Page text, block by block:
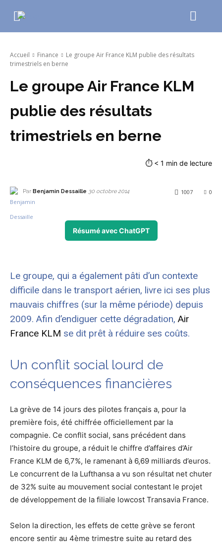
Accueil Finance
Le groupe Air France KLM publie des résultats
trimestriels en berne
Le groupe Air France KLM
publie des résultats
trimestriels en berne
⏱ < 1 min de lecture
Par Benjamin Dessaille 30 octobre 2014 0
1007
Résumé avec ChatGPT
Le groupe, qui a également pâti d’un contexte
difficile dans le transport aérien, livre ici ses plus
mauvais chiffres (sur la même période) depuis
2009. Afin d’endiguer cette dégradation, Air
France KLM se dit prêt à réduire ses coûts.
Un conflit social lourd de
conséquences financières
La grève de 14 jours des pilotes français a, pour la
première fois, été chiffrée officiellement par la
compagnie. Ce conflit social, sans précédent dans
l’histoire du groupe, a réduit le chiffre d’affaires d’Air
France KLM de 6,7%, le ramenant à 6,69 milliards d’euros.
Le concurrent de la Lufthansa a vu son résultat net chuter
de 32% suite au mouvement social contestant le projet
de développement de la filiale lowcost Transavia France.
Selon la direction, les effets de cette grève se feront
encore sentir au 4ème trimestre suite au retard des